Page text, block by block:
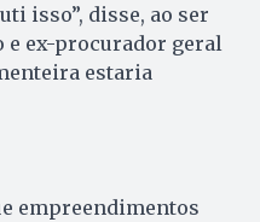
isso”, disse, ao ser
e ex-procurador geral
estaria
empreendimentos